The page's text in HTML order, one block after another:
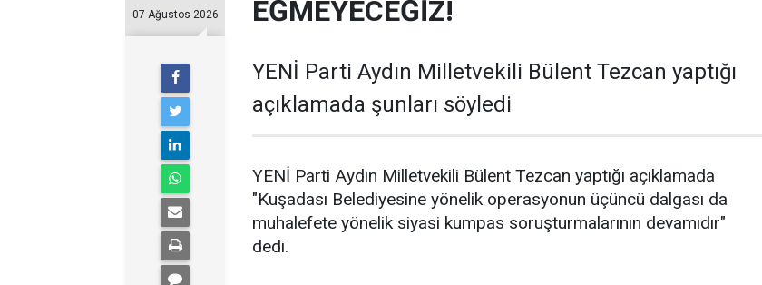
07 Ağustos 2026
EĞMEYECEĞİZ!
YENİ Parti Aydın Milletvekili Bülent Tezcan yaptığı
açıklamada şunları söyledi
YENİ Parti Aydın Milletvekili Bülent Tezcan yaptığı açıklamada
"Kuşadası Belediyesine yönelik operasyonun üçüncü dalgası da
muhalefete yönelik siyasi kumpas soruşturmalarının devamıdır"
dedi.